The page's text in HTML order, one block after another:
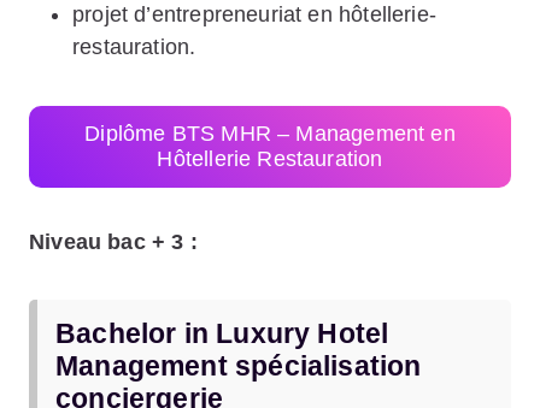
projet d’entrepreneuriat en hôtellerie-
restauration.
Diplôme BTS MHR – Management en
Hôtellerie Restauration
Niveau bac + 3 :
Bachelor in Luxury Hotel
Management spécialisation
conciergerie